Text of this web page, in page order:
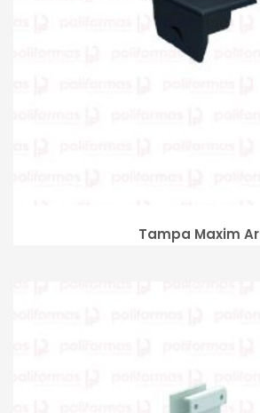
Tampa Maxim Ar